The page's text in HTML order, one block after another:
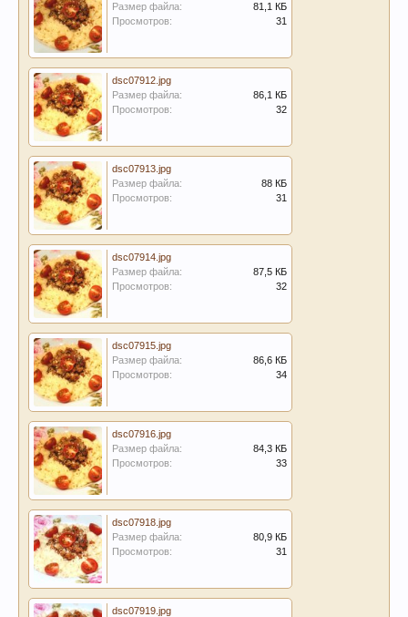
Размер файла:
81,1 КБ
Просмотров:
31
dsc07912.jpg
Размер файла:
86,1 КБ
Просмотров:
32
dsc07913.jpg
Размер файла:
88 КБ
Просмотров:
31
dsc07914.jpg
Размер файла:
87,5 КБ
Просмотров:
32
dsc07915.jpg
Размер файла:
86,6 КБ
Просмотров:
34
dsc07916.jpg
Размер файла:
84,3 КБ
Просмотров:
33
dsc07918.jpg
Размер файла:
80,9 КБ
Просмотров:
31
dsc07919.jpg